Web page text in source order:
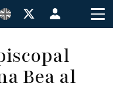
Menú
de
cuenta
de
usuario
Bea al